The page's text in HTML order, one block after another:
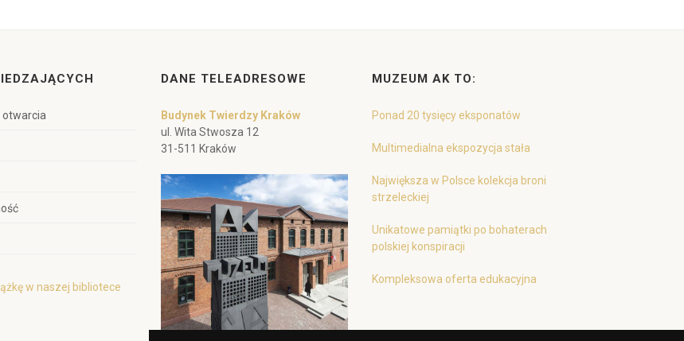
otwarcia
w naszej bibliotece
DANE TELEADRESOWE
Budynek Twierdzy Kraków
ul. Wita Stwosza 12
31-511 Kraków
MUZEUM AK TO:
Ponad 20 tysięcy eksponatów
Multimedialna ekspozycja stała
Największa w Polsce kolekcja broni
strzeleckiej
Unikatowe pamiątki po bohaterach
polskiej konspiracji
Kompleksowa oferta edukacyjna